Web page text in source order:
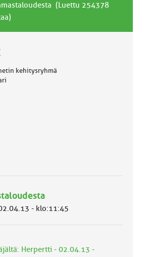
(Luettu 254378
kehitysryhmä
- klo:11:45
Herpertti - 02.04.13 -